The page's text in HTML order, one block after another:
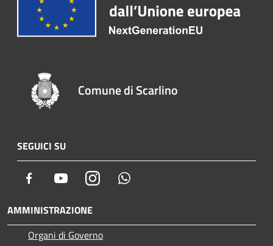
Comune di Scarlino
SEGUICI SU
Facebook YoutubeInstagram
AMMINISTRAZIONE
Organi di Governo